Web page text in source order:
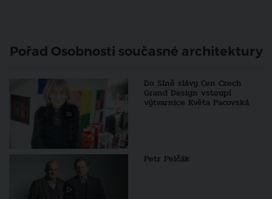
Pořad Osobnosti současné architektury
Do Síně slávy Cen Czech
Grand Design vstoupí
výtvarnice Květa Pacovská
Petr Pelčák